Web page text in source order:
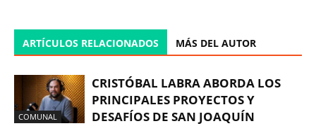
ARTÍCULOS RELACIONADOS MÁS DEL AUTOR
COMUNAL
CRISTÓBAL LABRA ABORDA LOS
PRINCIPALES PROYECTOS Y
DESAFÍOS DE SAN JOAQUÍN